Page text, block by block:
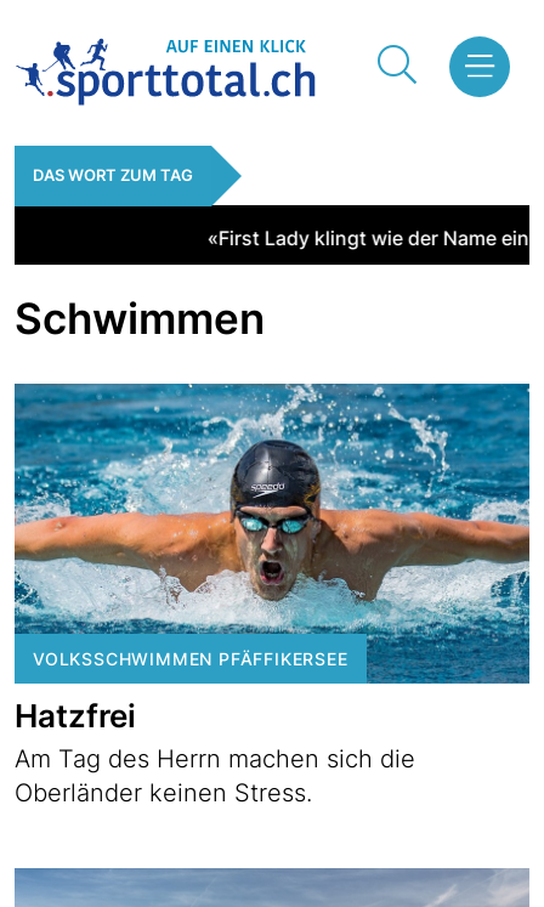
DAS WORT ZUM TAG
«First Lady klingt wie der Name eines
Schwimmen
VOLKSSCHWIMMEN PFÄFFIKERSEE
Hatzfrei
Am Tag des Herrn machen sich die
Oberländer keinen Stress.